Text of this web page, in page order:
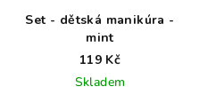
Set - dětská manikúra -
mint
119 Kč
Skladem